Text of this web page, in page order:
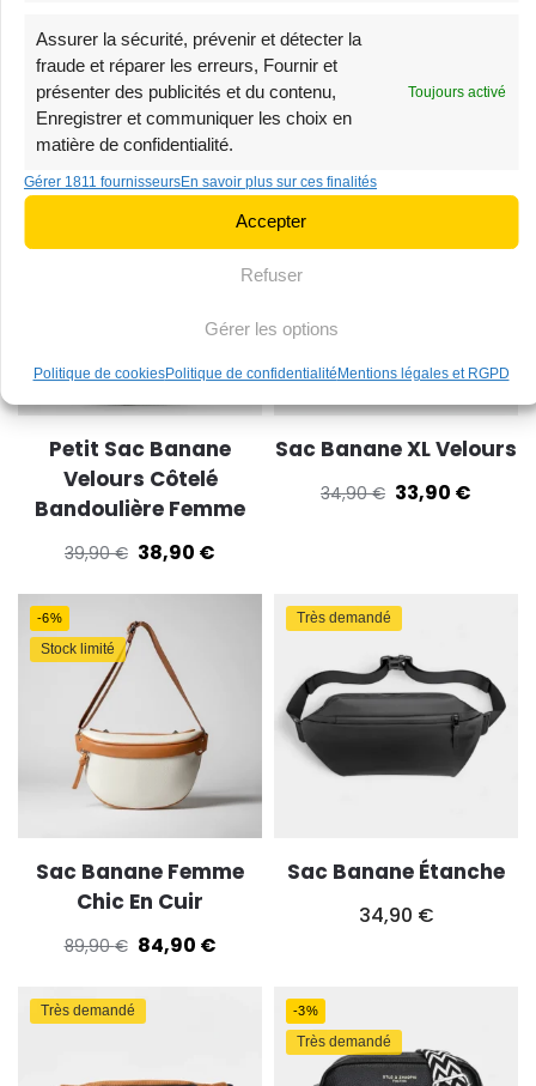
Assurer la sécurité, prévenir et détecter la
fraude et réparer les erreurs, Fournir et
présenter des publicités et du contenu,
Enregistrer et communiquer les choix en
matière de confidentialité.
Toujours activé
Gérer 1811 fournisseursEn savoir plus sur ces finalités
Accepter
Refuser
Gérer les options
Politique de cookiesPolitique de confidentialité Mentions légales et RGPD
Sac Banane Velours
Côtelé Beige
39,90€ 38,90€
Sac Banane Homme
Cuir
69,90
-3%
Petit Sac Banane
Velours Côtelé
Bandoulière Femme
39,90€ 38,90 €
-3%
Très demandé
Sac Banane XL Velours
34,90€ 33,90 €
-6%
Stock limité
Sac Banane Femme
Chic En Cuir
89,90€ 84,90 €
Très demandé
Sac Banane Étanche
34,90 €
Très demandé -3%
Très demandé